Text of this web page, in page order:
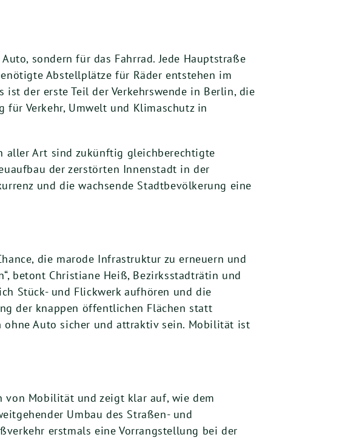
sondern für das Fahrrad. Jede Hauptstraße
Abstellplätze für Räder entstehen im
ist der erste Teil der Verkehrswende in Berlin, die
Verkehr, Umwelt und Klimaschutz in
aller Art sind zukünftig gleichberechtigte
der zerstörten Innenstadt in der
und die wachsende Stadtbevölkerung eine
die marode Infrastruktur zu erneuern und
betont Christiane Heiß, Bezirksstadträtin und
Stück- und Flickwerk aufhören und die
der knappen öffentlichen Flächen statt
ohne Auto sicher und attraktiv sein. Mobilität ist
von Mobilität und zeigt klar auf, wie dem
Umbau des Straßen- und
erstmals eine Vorrangstellung bei der